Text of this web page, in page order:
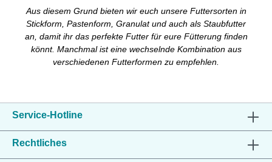
Aus diesem Grund bieten wir euch unsere Futtersorten in
Stickform, Pastenform, Granulat und auch als Staubfutter
an, damit ihr das perfekte Futter für eure Fütterung finden
könnt. Manchmal ist eine wechselnde Kombination aus
verschiedenen Futterformen zu empfehlen.
Service-Hotline
Rechtliches